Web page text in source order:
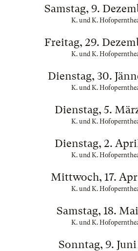
Samstag, 9.
K. und K.
Freitag, 29.
K. und K.
Dienstag, 30.
K. und K.
Dienstag, 5.
K. und K.
Dienstag, 2.
K. und K.
Mittwoch, 17.
K. und K.
Samstag, 18.
K. und K.
Sonntag, 9. Juni